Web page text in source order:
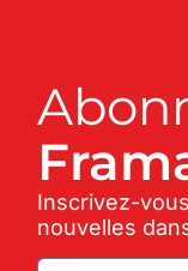
Inscrivez-
nouvelles